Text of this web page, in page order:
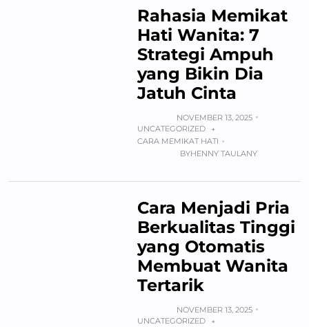
Rahasia Memikat
Hati Wanita: 7
Strategi Ampuh
yang Bikin Dia
Jatuh Cinta
NOVEMBER 13, 2025
UNCATEGORIZED
+
CARA MEMIKAT HATI
BYHENNY TAULANY
Cara Menjadi Pria
Berkualitas Tinggi
yang Otomatis
Membuat Wanita
Tertarik
NOVEMBER 13, 2025
UNCATEGORIZED
+